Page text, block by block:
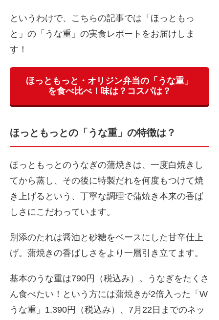
というわけで、こちらの記事では「ほっともっ
と」の「うな重」の実食レポートをお届けしま
す！
ほっともっと・オリジン弁当の「うな重」
を食べ比べ！味は？コスパは？
ほっともっとの「うな重」の特徴は？
ほっともっとのうなぎの蒲焼きは、一度白焼きし
てから蒸し、その後に特製だれを何度もつけて焼
き上げるという、丁寧な調理で蒲焼き本来の香ば
しさにこだわっています。
別添のたれは醤油と砂糖をベースにした甘辛仕上
げ。蒲焼きの香ばしさをより一層引き立てます。
基本のうな重は790円（税込み）。うなぎをたくさ
ん食べたい！という方には蒲焼きが2倍入った「W
うな重」1,390円（税込み）、7月22日までのネッ